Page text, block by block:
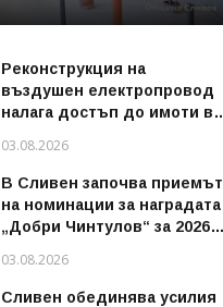
Реконструкция на
въздушен електропровод
налага достъп до имоти в
03.08.2026
В Сливен започва приемът
на номинации за наградата
„Добри Чинтулов“ за 2026
03.08.2026
Сливен обединява усилия